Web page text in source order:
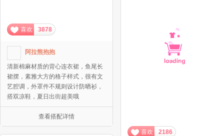
喜欢 3878
阿拉熊抱抱
清新棉麻材质的背心连衣裙，鱼尾长
裙摆，素雅大方的格子样式，很有文
艺腔调，外罩件不规则设计防晒衫，
搭双凉鞋，夏日出街超美哦
查看搭配详情
喜欢 2186